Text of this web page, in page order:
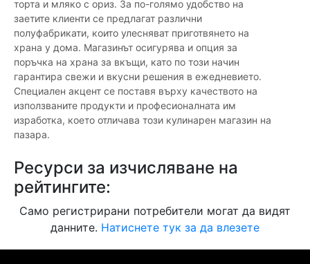
торта и мляко с ориз. За по-голямо удобство на
заетите клиенти се предлагат различни
полуфабрикати, които улесняват приготвянето на
храна у дома. Магазинът осигурява и опция за
поръчка на храна за вкъщи, като по този начин
гарантира свежи и вкусни решения в ежедневието.
Специален акцент се поставя върху качеството на
използваните продукти и професионалната им
изработка, което отличава този кулинарен магазин на
пазара.
Ресурси за изчисляване на
рейтингите:
Само регистрирани потребители могат да видят
данните. Натиснете тук за да влезете